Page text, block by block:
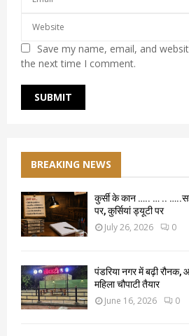
Save my name, email, and
the next time I comment.
BREAKING NEWS
कुर्सी के कान ….. … ..
पर, कुर्सियां ड्यूटी पर
July 26, 2026 0
पंडरिया नगर में बढ़ी
महिला चौपाटी तैयार
June 16, 2026 0